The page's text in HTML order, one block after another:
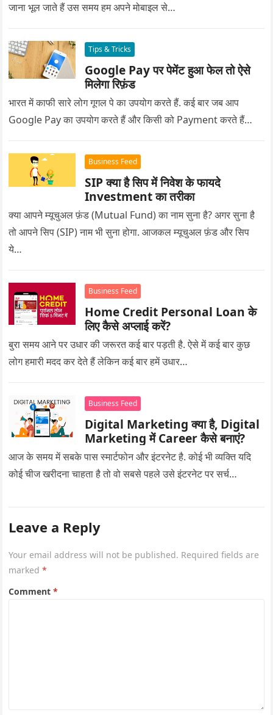
जाना भूल जाते हैं उस समय हम अपने मोबाइल से…
Tips & Tricks
Google Pay पर पेमेंट हुआ फेल तो ऐसे
मिलेगा रिफ़ंड
भारत में काफी सारे लोग गूगल पे का उपयोग करते हैं. कई बार जब आप
Google Pay का उपयोग करते हैं और किसी को Payment करते हैं…
Business Feed
SIP क्या है सिप में निवेश के फायदे
Investment का तरीका
क्या आपने म्यूचुअल फ़ंड (Mutual Fund) का नाम सुना है? अगर सुना है
तो आपने सिप (SIP) नाम भी सुना होगा. आजकल म्यूचुअल फ़ंड और सिप
ये…
Business Feed
Home Credit Personal Loan के
लिए कैसे अप्लाई करें?
बुरा समय आने पर उधार की जरूरत कई बार पड़ती है. ऐसे में कई बार कुछ
लोग हमारी मदद कर देते हैं लेकिन कई बार हमें उधार…
Business Feed
Digital Marketing क्या है, Digital
Marketing में Career कैसे बनाएं?
आज के समय में सबके पास स्मार्टफोन और इंटरनेट है. कोई भी व्यक्ति यदि
कोई चीज खरीदना चाहता है तो वो सबसे पहले उसे इंटरनेट पर सर्च…
Leave a Reply
Your email address will not be published. Required fields are
marked*
Comment*